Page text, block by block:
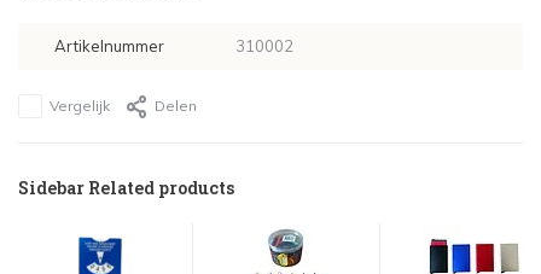
Artikelnummer 310002
Vergelijk Delen
Sidebar Related products